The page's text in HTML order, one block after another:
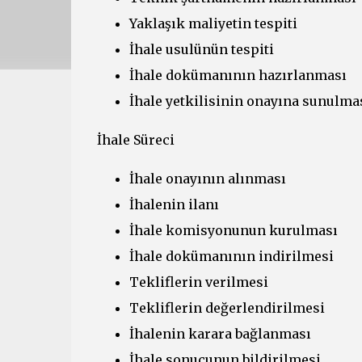
Yaklaşık maliyetin tespiti
İhale usulünün tespiti
İhale dokümanının hazırlanması
İhale yetkilisinin onayına
İhale Süreci
İhale onayının alınması
İhalenin ilanı
İhale komisyonunun kurulması
İhale dokümanının indirilmesi
Tekliflerin verilmesi
Tekliflerin değerlendirilmesi
İhalenin karara bağlanması